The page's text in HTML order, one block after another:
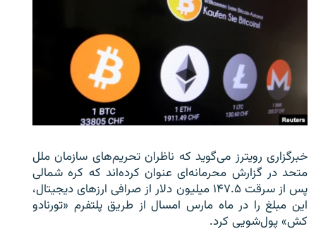
خبرگزاری رویترز می‌گوید که ناظران تحریم‌های سازمان ملل
متحد در گزارش محرمانه‌ای عنوان کرده‌اند که کره شمالی
پس از سرقت ۱۴۷.۵ میلیون دلار از صرافی ارزهای دیجیتال،
این مبلغ را در ماه مارس امسال از طریق پلتفرم «تورنادو
کش» پول‌شویی کرد.